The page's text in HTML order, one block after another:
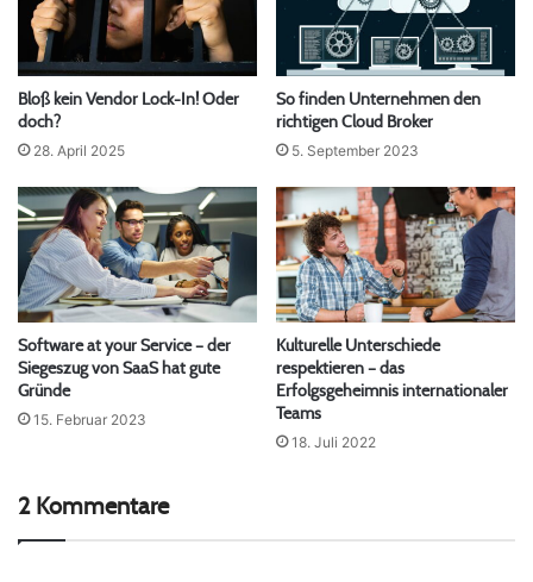
Bloß kein Vendor Lock-In! Oder
doch?
28. April 2025
So finden Unternehmen den
richtigen Cloud Broker
5. September 2023
Software at your Service – der
Siegeszug von SaaS hat gute
Gründe
15. Februar 2023
Kulturelle Unterschiede
respektieren – das
Erfolgsgeheimnis internationaler
Teams
18. Juli 2022
2 Kommentare